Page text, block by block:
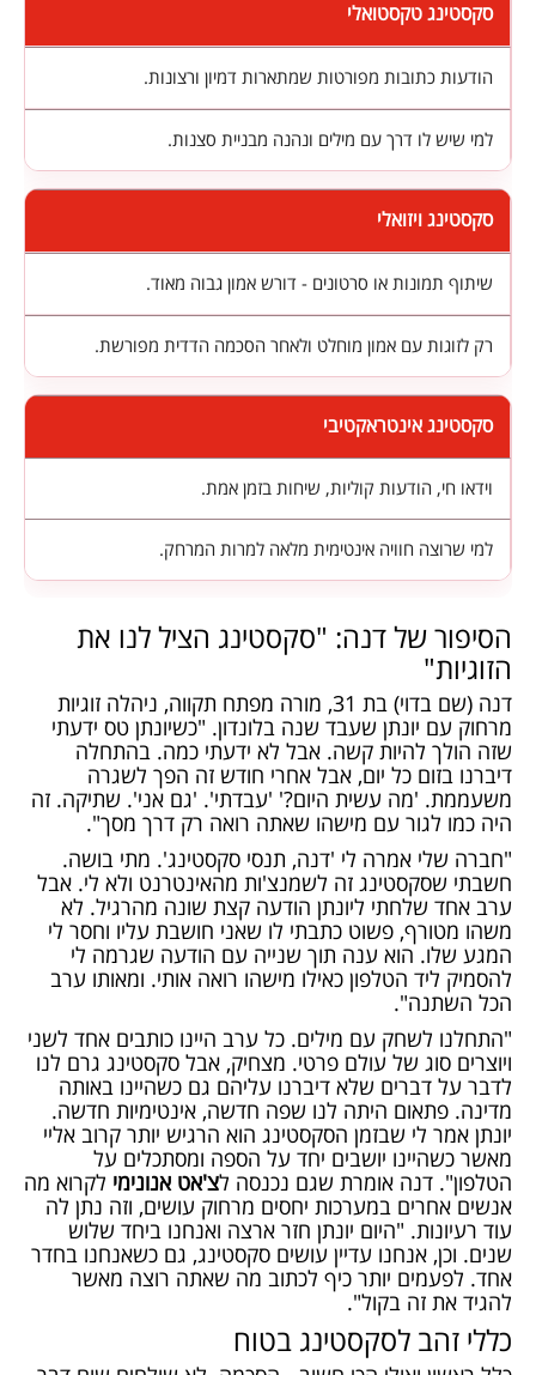
סקסטינג טקסטואלי
הודעות כתובות מפורטות שמתארות דמיון ורצונות.
למי שיש לו דרך עם מילים ונהנה מבניית סצנות.
סקסטינג ויזואלי
שיתוף תמונות או סרטונים - דורש אמון גבוה מאוד.
רק לזוגות עם אמון מוחלט ולאחר הסכמה הדדית מפורשת.
סקסטינג אינטראקטיבי
וידאו חי, הודעות קוליות, שיחות בזמן אמת.
למי שרוצה חוויה אינטימית מלאה למרות המרחק.
הסיפור של דנה: "סקסטינג הציל לנו את
הזוגיות"
דנה (שם בדוי) בת 31, מורה מפתח תקווה, ניהלה זוגיות
מרחוק עם יונתן שעבד שנה בלונדון. "כשיונתן טס ידעתי
שזה הולך להיות קשה. אבל לא ידעתי כמה. בהתחלה
דיברנו בזום כל יום, אבל אחרי חודש זה הפך לשגרה
משעממת. 'מה עשית היום?' 'עבדתי'. 'גם אני'. שתיקה. זה
היה כמו לגור עם מישהו שאתה רואה רק דרך מסך".
"חברה שלי אמרה לי 'דנה, תנסי סקסטינג'. מתי בושה.
חשבתי שסקסטינג זה לשמנצ'ות מהאינטרנט ולא לי. אבל
ערב אחד שלחתי ליונתן הודעה קצת שונה מהרגיל. לא
משהו מטורף, פשוט כתבתי לו שאני חושבת עליו וחסר לי
המגע שלו. הוא ענה תוך שנייה עם הודעה שגרמה לי
להסמיק ליד הטלפון כאילו מישהו רואה אותי. ומאותו ערב
הכל השתנה".
"התחלנו לשחק עם מילים. כל ערב היינו כותבים אחד לשני
ויוצרים סוג של עולם פרטי. מצחיק, אבל סקסטינג גרם לנו
לדבר על דברים שלא דיברנו עליהם גם כשהיינו באותה
מדינה. פתאום היתה לנו שפה חדשה, אינטימיות חדשה.
יונתן אמר לי שבזמן הסקסטינג הוא הרגיש יותר קרוב אליי
מאשר כשהיינו יושבים יחד על הספה ומסתכלים על
הטלפון". דנה אומרת שגם נכנסה לצ'אט אנונימי לקרוא מה
אנשים אחרים במערכות יחסים מרחוק עושים, וזה נתן לה
עוד רעיונות. "היום יונתן חזר ארצה ואנחנו ביחד שלוש
שנים. וכן, אנחנו עדיין עושים סקסטינג, גם כשאנחנו בחדר
אחד. לפעמים יותר כיף לכתוב מה שאתה רוצה מאשר
להגיד את זה בקול".
כללי זהב לסקסטינג בטוח